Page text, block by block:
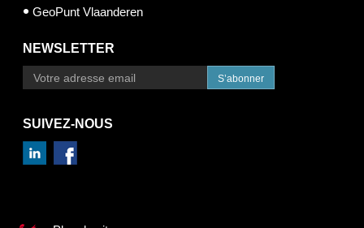
GeoPunt Vlaanderen
NEWSLETTER
S’abonner
SUIVEZ-NOUS